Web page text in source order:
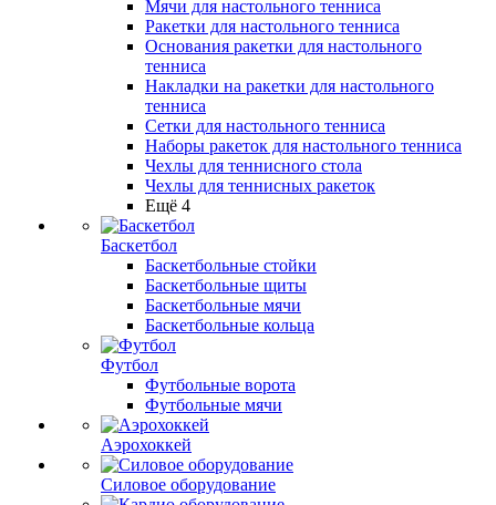
Мячи для настольного тенниса
Ракетки для настольного тенниса
Основания ракетки для настольного
тенниса
Накладки на ракетки для настольного
тенниса
Сетки для настольного тенниса
Наборы ракеток для настольного тенниса
Чехлы для теннисного стола
Чехлы для теннисных ракеток
Ещё 4
Баскетбол
Баскетбольные стойки
Баскетбольные щиты
Баскетбольные мячи
Баскетбольные кольца
Футбол
Футбольные ворота
Футбольные мячи
Аэрохоккей
Силовое оборудование